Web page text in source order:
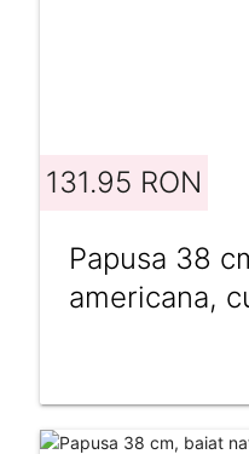
131.95 RON
Papusa 38
americana,